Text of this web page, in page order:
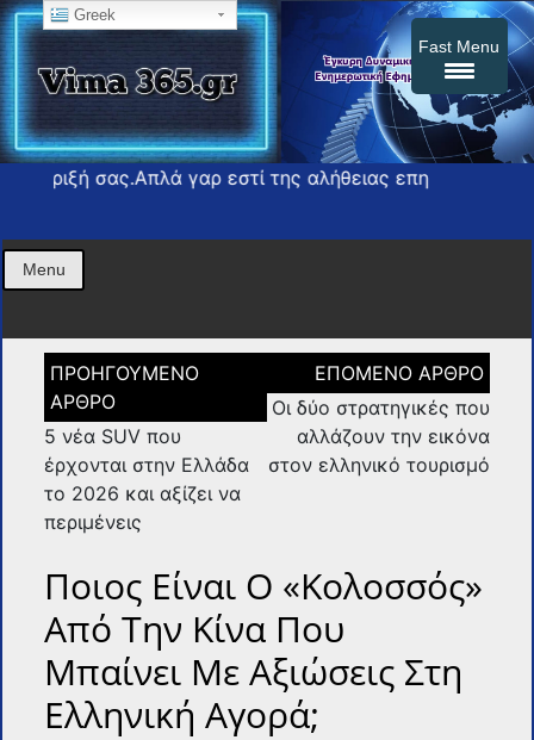
γαρ εστί της αλήθειας επη
vima365
Η εφημερίδα σας press
Menu
Πλοήγηση
άρθρων
5 νέα SUV που
έρχονται στην Ελλάδα
το 2026 και αξίζει να
περιμένεις
Οι δύο στρατηγικές που
αλλάζουν την εικόνα
στον ελληνικό τουρισμό
Ποιος Είναι Ο «κολοσσός»
Από Την Κίνα Που
Μπαίνει Με Αξιώσεις Στη
Ελληνική Αγορά;
Greek
Fast Menu